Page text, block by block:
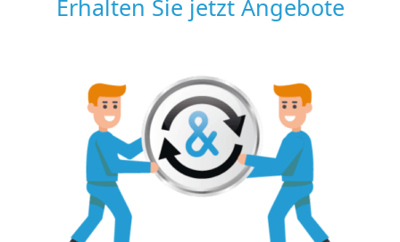
Erhalten Sie jetzt Angebote